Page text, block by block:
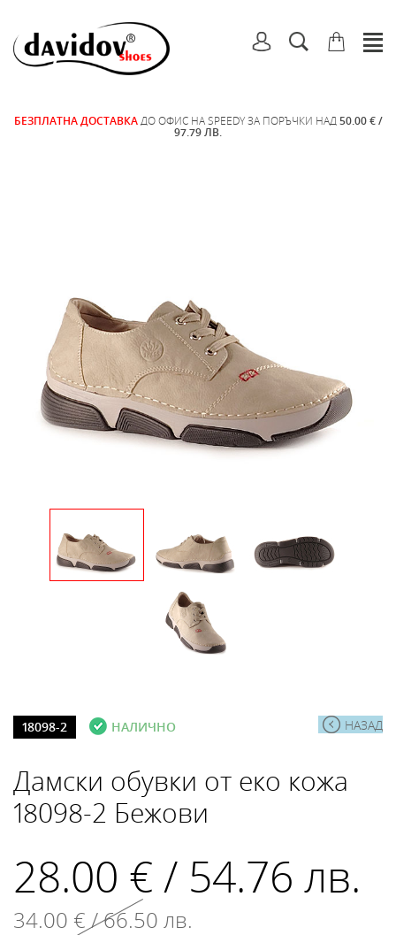
БЕЗПЛАТНА ДОСТАВКА ДО ОФИС НА SPEEDY ЗА ПОРЪЧКИ НАД 50.00 € /
97.79 ЛВ.
НАЗАД
18098-2 НАЛИЧНО
Дамски обувки от еко кожа
18098-2 Бежови
28.00 € / 54.76 лв.
34.00 € / 66.50 лв.